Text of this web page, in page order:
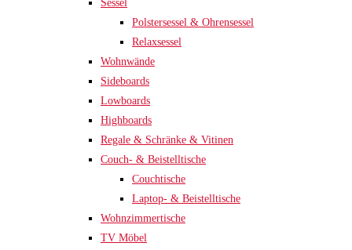
Sessel
Polstersessel & Ohrensessel
Relaxsessel
Wohnwände
Sideboards
Lowboards
Highboards
Regale & Schränke & Vitinen
Couch- & Beistelltische
Couchtische
Laptop- & Beistelltische
Wohnzimmertische
TV Möbel